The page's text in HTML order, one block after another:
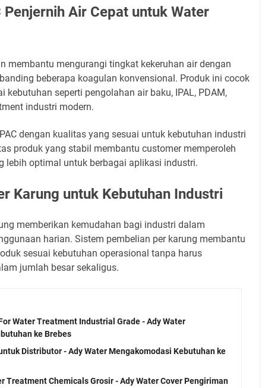
Penjernih Air Cepat untuk Water
membantu mengurangi tingkat kekeruhan air dengan
beberapa koagulan konvensional. Produk ini cocok
kebutuhan seperti pengolahan air baku, IPAL, PDAM,
industri modern.
dengan kualitas yang sesuai untuk kebutuhan industri
produk yang stabil membantu customer memperoleh
lebih optimal untuk berbagai aplikasi industri.
Karung untuk Kebutuhan Industri
memberikan kemudahan bagi industri dalam
harian. Sistem pembelian per karung membantu
sesuai kebutuhan operasional tanpa harus
jumlah besar sekaligus.
Water Treatment Industrial Grade - Ady Water
ke Brebes
Distributor - Ady Water Mengakomodasi Kebutuhan ke
Treatment Chemicals Grosir - Ady Water Cover Pengiriman